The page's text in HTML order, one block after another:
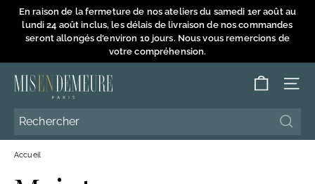
Passer
Diaporama
Pause
En raison de la fermeture de nos ateliers du samedi 1er août au
lundi 24 août inclus, les délais de livraison de nos commandes
seront allongés d'environ 10 jours. Nous vous remercions de
votre compréhension.
M
s
e
n
Accueil